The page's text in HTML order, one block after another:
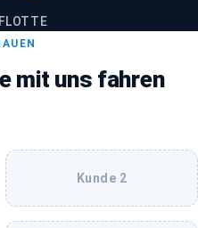
mit uns fahren
Kunde 2